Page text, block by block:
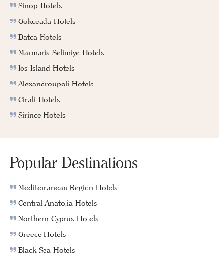
Sinop Hotels
Gokceada Hotels
Datca Hotels
Marmaris Selimiye Hotels
Ios Island Hotels
Alexandroupoli Hotels
Cirali Hotels
Sirince Hotels
Popular Destinations
Mediterranean Region Hotels
Central Anatolia Hotels
Northern Cyprus Hotels
Greece Hotels
Black Sea Hotels